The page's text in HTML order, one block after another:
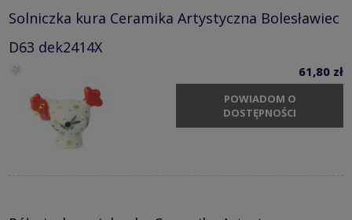
Solniczka kura Ceramika Artystyczna Bolesławiec
D63 dek2414X
61,80 zł
POWIADOM O
DOSTĘPNOŚCI